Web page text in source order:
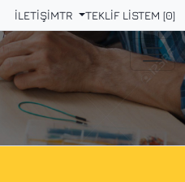
İLETİŞİMTR TEKLİF LİSTEM [0]